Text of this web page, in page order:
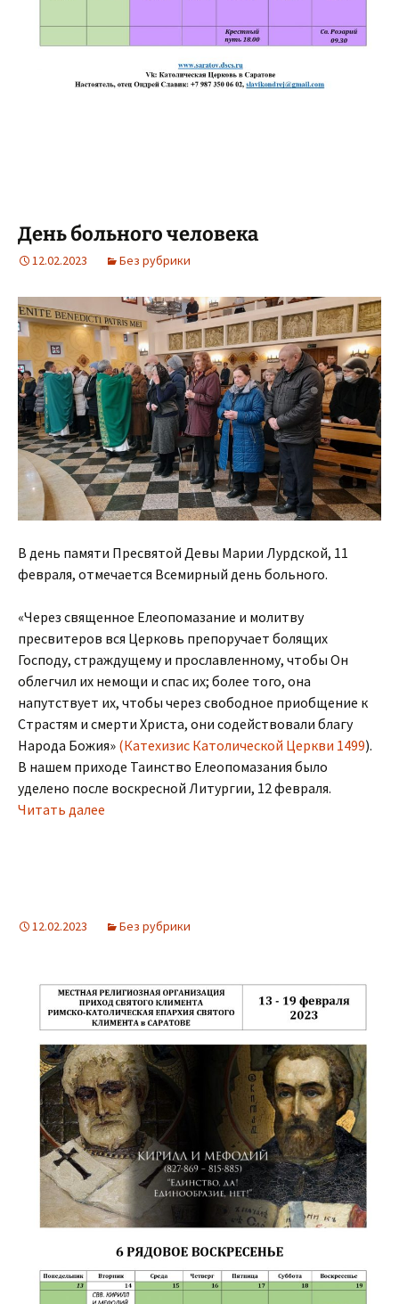
День больного человека
12.02.2023 Без рубрики
В день памяти Пресвятой Девы Марии Лурдской, 11
февраля, отмечается Всемирный день больного.
«Через священное Елеопомазание и молитву
пресвитеров вся Церковь препоручает болящих
Господу, страждущему и прославленному, чтобы Он
облегчил их немощи и спас их; более того, она
напутствует их, чтобы через свободное приобщение к
Страстям и смерти Христа, они содействовали благу
Народа Божия» (Катехизис Католической Церкви 1499).
В нашем приходе Таинство Елеопомазания было
уделено после воскресной Литургии, 12 февраля.
Читать далее
12.02.2023 Без рубрики